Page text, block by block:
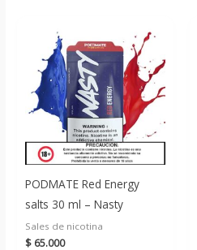
PODMATE Red Energy
salts 30 ml – Nasty
Sales de nicotina
$ 65.000